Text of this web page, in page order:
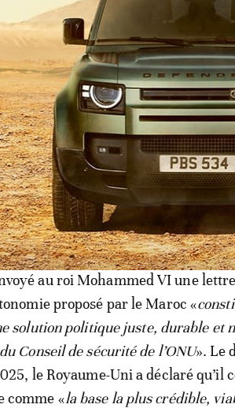
des sept pages du rapport, l’option
n’est aucunement citée.
cette option n’en est
le soutien aussi bien de la
du Sahara sous souveraineté du
faits nouveaux de la
ainsi que le 9 juillet 2024, le
au roi Mohammed VI une
proposé par le Maroc «
solution politique juste, durable et
Conseil de sécurité de l’ONU». Le
le Royaume-Uni a déclaré qu’il
comme «la base la plus crédible,